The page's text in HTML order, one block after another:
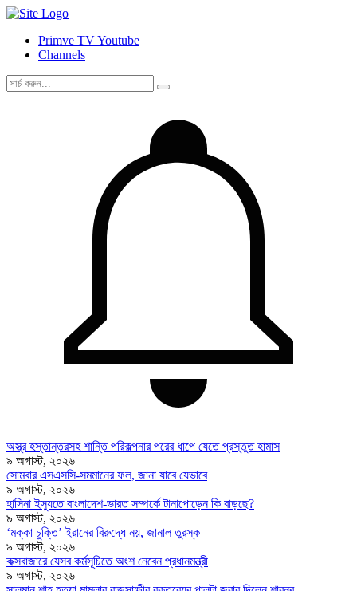
Primve TV Youtube
Channels
অস্ত্র হস্তান্তরসহ শান্তি পরিকল্পনার পরের ধাপে যেতে প্রস্তুত হামাস
৯ অগাস্ট, ২০২৬
সোমবার এসএসসি-সমমানের ফল, জানা যাবে যেভাবে
৯ অগাস্ট, ২০২৬
হাসিনা ইস্যুতে বাংলাদেশ-ভারত সম্পর্কে টানাপোড়েন কি বাড়ছে?
৯ অগাস্ট, ২০২৬
‘মক্কা চুক্তি’ ইরানের বিরুদ্ধে নয়, জানাল তুরস্ক
৯ অগাস্ট, ২০২৬
কক্সবাজারে যেসব কর্মসূচিতে অংশ নেবেন প্রধানমন্ত্রী
৯ অগাস্ট, ২০২৬